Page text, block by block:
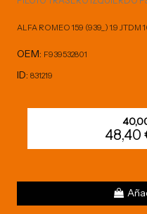
ALFA ROMEO 159 (939_) 1.9 JTDM
OEM: F939532801
ID: 831219
48,40